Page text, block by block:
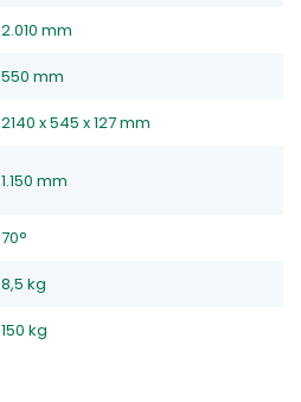
2.010 mm
550 mm
2140 x 545 x 127 mm
1.150 mm
70°
8,5 kg
150 kg